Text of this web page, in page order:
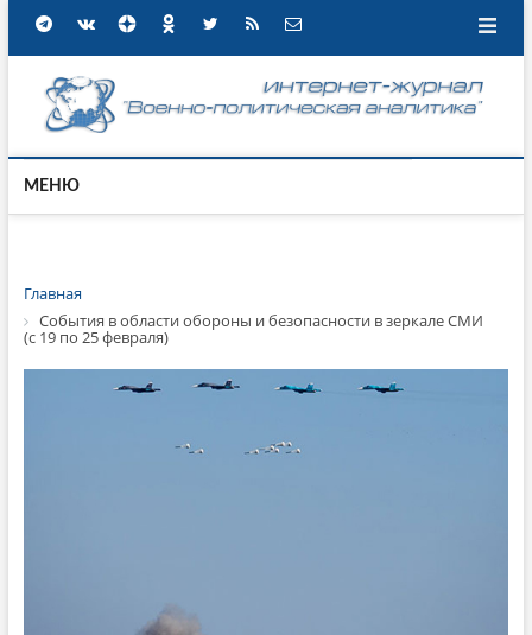
МЕНЮ
Главная
События в области обороны и безопасности в зеркале СМИ
(с 19 по 25 февраля)